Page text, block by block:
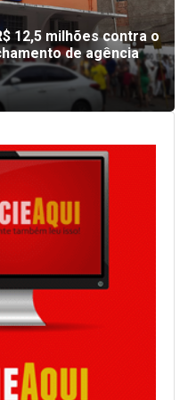
12,5 milhões contra o
de agência